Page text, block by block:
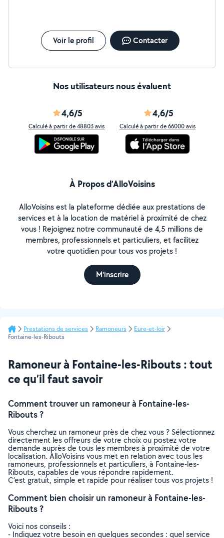
Voir le profil Contacter
Nos utilisateurs nous évaluent
4,6/5
Calculé à partir de 48803 avis
4,6/5
Calculé à partir de 66000 avis
À Propos d’AlloVoisins
AlloVoisins est la plateforme dédiée aux prestations de
services et à la location de matériel à proximité de chez
vous ! Rejoignez notre communauté de 4,5 millions de
membres, professionnels et particuliers, et facilitez
votre quotidien pour tous vos projets !
M'inscrire
Prestations de services Ramoneurs
Eure-et-loir
Fontaine-les-Ribouts
Ramoneur à Fontaine-les-Ribouts : tout
ce qu’il faut savoir
Comment trouver un ramoneur à Fontaine-les-
Ribouts ?
Vous cherchez un ramoneur près de chez vous ? Sélectionnez
directement les offreurs de votre choix ou postez votre
demande auprès de tous les membres à proximité de votre
localisation. AlloVoisins vous met en relation avec tous les
ramoneurs, professionnels et particuliers, à Fontaine-les-
Ribouts, capables de vous répondre rapidement.
C’est gratuit, simple et rapide pour réaliser tous vos projets !
Comment bien choisir un ramoneur à Fontaine-les-
Ribouts ?
Voici nos conseils :
- Indiquez votre besoin en quelques secondes : quel service